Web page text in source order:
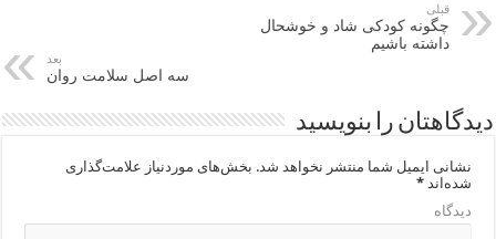
قبلی
چگونه کودکی شاد و خوشحال
داشته باشیم
بعد
سه ‌اصل سلامت روان
دیدگاهتان را بنویسید
نشانی ایمیل شما منتشر نخواهد شد. بخش‌های موردنیاز علامت‌گذاری
شده‌اند*
دیدگاه